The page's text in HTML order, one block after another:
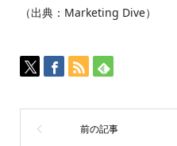
（出典：Marketing Dive）